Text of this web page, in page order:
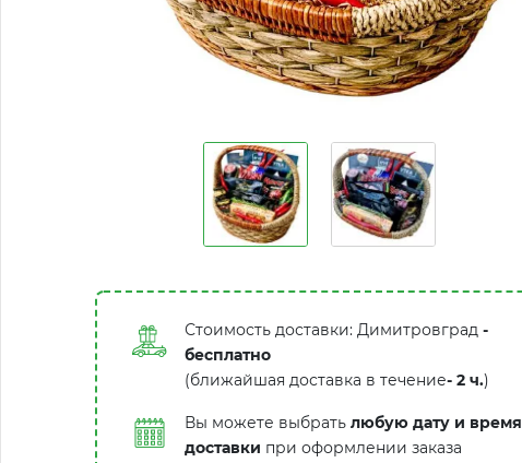
Стоимость доставки: Димитровград -
бесплатно
(ближайшая доставка в течение- 2 ч.)
Вы можете выбрать любую дату и время
доставки при оформлении заказа